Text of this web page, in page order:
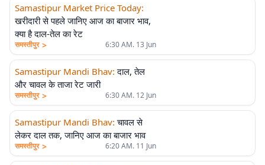
Samastipur Market Price Today:
खरीदारी से पहले जानिए आज का बाजार भाव,
क्या है दाल-तेल का रेट
समस्तीपुर > 6:30 AM. 13 Jun
Samastipur Mandi Bhav: दाल, तेल
और चावल के ताजा रेट जारी
समस्तीपुर > 6:30 AM. 12 Jun
Samastipur Mandi Bhav: चावल से
लेकर दाल तक, जानिए आज का बाजार भाव
समस्तीपुर > 6:20 AM. 11 Jun